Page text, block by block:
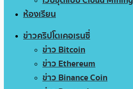
ห้องเรียน
ข่าวคริปโตเคอเรนซี่
ข่าว Bitcoin
ข่าว Ethereum
ข่าว Binance Coin